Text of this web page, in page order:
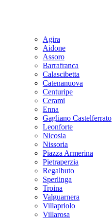
Agira
Aidone
Assoro
Barrafranca
Calascibetta
Catenanuova
Centuripe
Cerami
Enna
Gagliano Castelferrato
Leonforte
Nicosia
Nissoria
Piazza Armerina
Pietraperzia
Regalbuto
Sperlinga
Troina
Valguarnera
Villapriolo
Villarosa